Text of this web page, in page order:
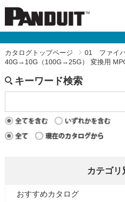
カタログトップページ 01 ファイ
40G→10G（100G→25G） 変換用
キーワード検索
カテゴリ
おすすめカタログ